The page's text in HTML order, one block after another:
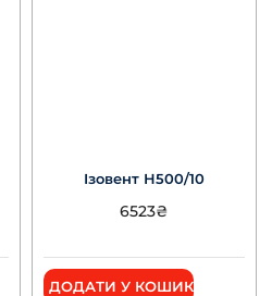
Ізовент Н500/10
6523₴
ДОДАТИ У КОШИК